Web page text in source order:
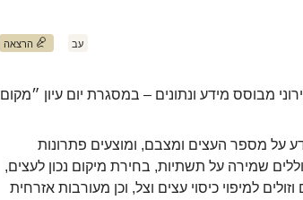
עב הרצאה
מבוסס מידע ונתונים – במסגרת יום עיון ״מקום
על מספר העצים ומצבם, ומוצעים פתרונות
שמירה על תשתיות, בחירת מיקום נכון לעצים,
למיפוי כיסוי עצים וצל, וכן מעורבות אזרחית